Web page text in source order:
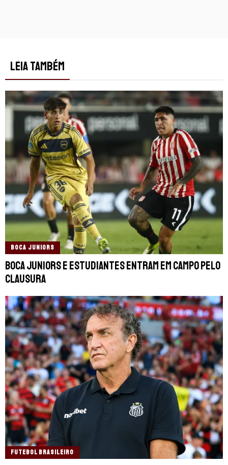
LEIA TAMBÉM
BOCA JUNIORS
Boca Juniors e Estudiantes entram em campo pelo
Clausura
FUTEBOL BRASILEIRO